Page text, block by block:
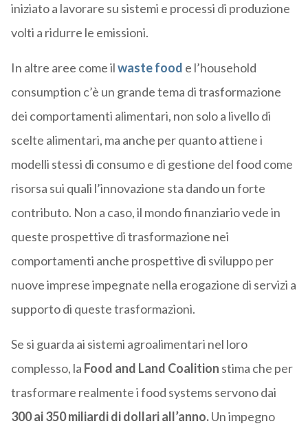
iniziato a lavorare su sistemi e processi di produzione
volti a ridurre le emissioni.
In altre aree come ilwaste food e l’household
consumption c’è un grande tema di trasformazione
dei comportamenti alimentari, non solo a livello di
scelte alimentari, ma anche per quanto attiene i
modelli stessi di consumo e di gestione del food come
risorsa sui quali l’innovazione sta dando un forte
contributo. Non a caso, il mondo finanziario vede in
queste prospettive di trasformazione nei
comportamenti anche prospettive di sviluppo per
nuove imprese impegnate nella erogazione di servizi a
supporto di queste trasformazioni.
Se si guarda ai sistemi agroalimentari nel loro
complesso, la Food and Land Coalition stima che per
trasformare realmente i food systems servono dai
300 ai 350 miliardi di dollari all’anno.Un impegno